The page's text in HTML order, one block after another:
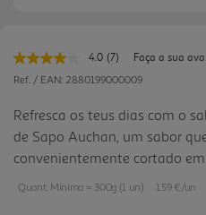
4.0 Leu
7
Link
para
a
mesma
página.
(7)
Faça a sua
Ref. / EAN: 2880199000009
Refresca os teus dias com o
de Sapo Auchan, um sabor
convenientemente cortado
Quant. Mínima = 300g (1 un) 1.59 €/un